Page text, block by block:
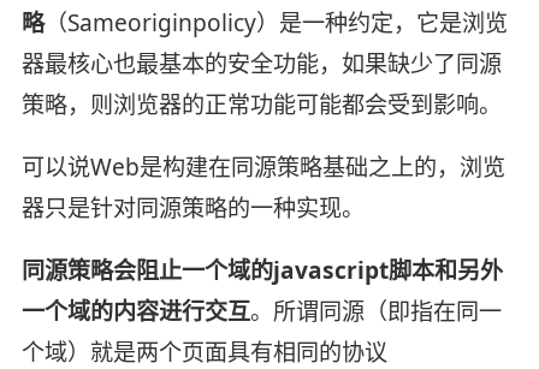
略（Sameoriginpolicy）是一种约定，它是浏览
器最核心也最基本的安全功能，如果缺少了同源
策略，则浏览器的正常功能可能都会受到影响。
可以说Web是构建在同源策略基础之上的，浏览
器只是针对同源策略的一种实现。
同源策略会阻止一个域的javascript脚本和另外
一个域的内容进行交互。所谓同源（即指在同一
个域）就是两个页面具有相同的协议